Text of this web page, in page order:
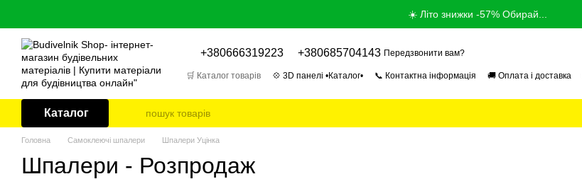
☀️ Літо знижки -57% Обирай...
+380666319223 +380685704143 Передзвонити вам?
🛒 Каталог товарів 💠 3D панелі •Каталог• 📞 Контактна інформація 🚚 Оплата і доставка
Каталог
Головна Самоклеючі шпалери Шпалери Уцінка
Шпалери - Розпродаж